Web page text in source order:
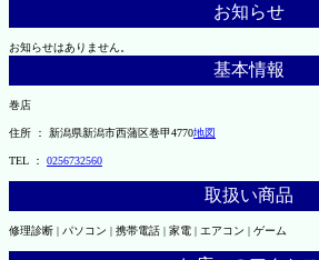
お知らせ
お知らせはありません。
基本情報
巻店
住所 ： 新潟県新潟市西蒲区巻甲4770地図
TEL ： 0256732560
取扱い商品
修理診断 | パソコン | 携帯電話 | 家電 | エアコン | ゲーム